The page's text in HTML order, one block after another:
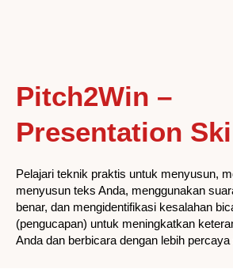
Pitch2Win –
Presentation
Pelajari teknik praktis untuk menyusun,
menyusun teks Anda, menggunakan
benar, dan mengidentifikasi kesalahan
(pengucapan) untuk meningkatkan
Anda dan berbicara dengan lebih percaya